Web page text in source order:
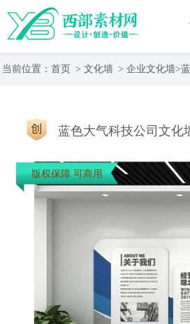
当前位置： 首页 > 文化墙 > 企业文化墙>
蓝色大气科技公司文化
版权保障 可商用